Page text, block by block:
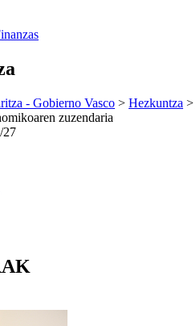
- Gobierno Vasco > Hezkuntza >
zuzendaria
27